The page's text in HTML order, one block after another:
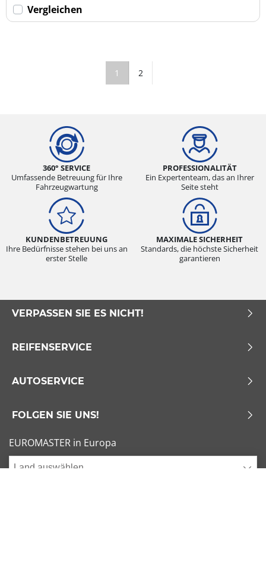
Vergleichen
1 2
360° SERVICE
Umfassende Betreuung für Ihre
Fahrzeugwartung
PROFESSIONALITÄT
Ein Expertenteam, das an Ihrer
Seite steht
KUNDENBETREUUNG
Ihre Bedürfnisse stehen bei uns an
erster Stelle
MAXIMALE SICHERHEIT
Standards, die höchste Sicherheit
garantieren
VERPASSEN SIE ES NICHT!
REIFENSERVICE
AUTOSERVICE
FOLGEN SIE UNS!
EUROMASTER in Europa
Land auswählen